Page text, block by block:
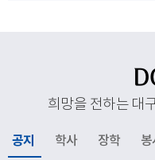
학의 지속적인 발전과
성당과 중앙도서관, 모
성캠퍼스 주요 시설을
간직한 공간부터 미래
희망을 전하는 대
공지 학사 장학 봉